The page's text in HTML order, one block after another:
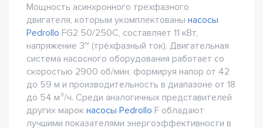
Мощность асинхронного трехфазного
двигателя, которым укомплектованы насосы
Pedrollo FG2 50/250C, составляет 11 кВт,
напряжение 3~ (трёхфазный ток). Двигательная
система насосного оборудования работает со
скоростью 2900 об/мин, формируя напор от 42
до 59 м и производительность в диапазоне от 18
до 54 м³/ч. Среди аналогичных представителей
других марок насосы Pedrollo F обладают
лучшими показателями энергоэффективности в